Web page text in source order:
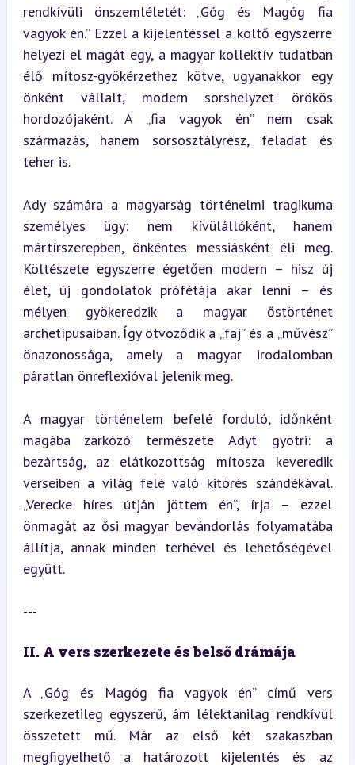
rendkívüli önszemléletét: „Góg és Magóg fia
vagyok én.” Ezzel a kijelentéssel a költő egyszerre
helyezi el magát egy, a magyar kollektív tudatban
élő mítosz-gyökérzethez kötve, ugyanakkor egy
önként vállalt, modern sorshelyzet örökös
hordozójaként. A „fia vagyok én” nem csak
származás, hanem sorsosztályrész, feladat és
teher is.
Ady számára a magyarság történelmi tragikuma
személyes ügy: nem kívülállóként, hanem
mártírszerepben, önkéntes messiásként éli meg.
Költészete egyszerre égetően modern – hisz új
élet, új gondolatok prófétája akar lenni – és
mélyen gyökeredzik a magyar őstörténet
archetípusaiban. Így ötvöződik a „faj” és a „művész”
önazonossága, amely a magyar irodalomban
páratlan önreflexióval jelenik meg.
A magyar történelem befelé forduló, időnként
magába zárkózó természete Adyt gyötri: a
bezártság, az elátkozottság mítosza keveredik
verseiben a világ felé való kitörés szándékával.
„Verecke híres útján jöttem én”, írja – ezzel
önmagát az ősi magyar bevándorlás folyamatába
állítja, annak minden terhével és lehetőségével
együtt.
---
II. A vers szerkezete és belső drámája
A „Góg és Magóg fia vagyok én” című vers
szerkezetileg egyszerű, ám lélektanilag rendkívül
összetett mű. Már az első két szakaszban
megfigyelhető a határozott kijelentés és az